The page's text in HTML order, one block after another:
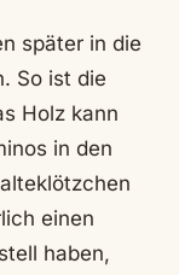
später in die
So ist die
Holz kann
in den
einen
haben,